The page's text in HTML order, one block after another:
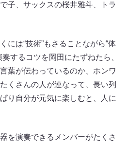
子、サックスの桜井雅斗、トラ
には“技術”もさることながら“体
するコツを岡田にたずねたら、
葉が伝わっているのか、ホンワ
くさんの人が連なって、長い列
り自分が元気に楽しむと、人に
を演奏できるメンバーがたくさ